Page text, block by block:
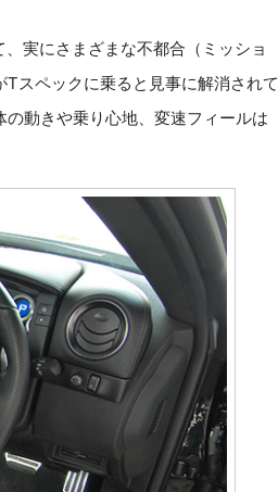
実にさまざまな不都合（ミッショ
スペックに乗ると見事に解消されて
動きや乗り心地、変速フィールは